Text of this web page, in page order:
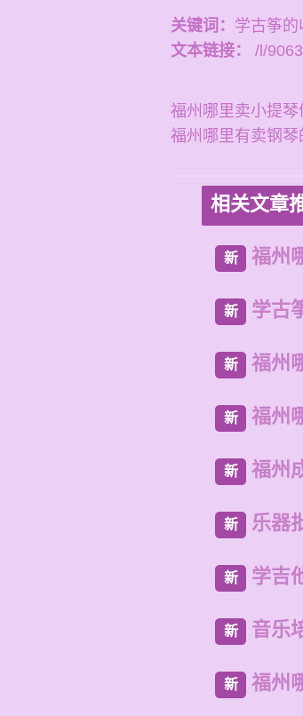
关键词： 学古筝
文本链接：
/l/
福州哪里卖小提
福州哪里有卖钢
相关文章
新 福州
新 学古
新 福州
新 福州
新 福州
新 乐器
新 学吉
新 音乐
新 福州